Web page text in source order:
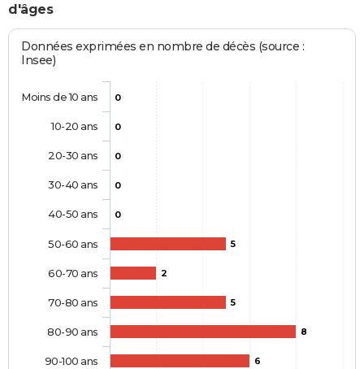
d'âges
Données exprimées en nombre de décès (source :
Insee)
0
0
0
0
0
5
2
5
8
6
Moins de 10 ans
10-20 ans
20-30 ans
30-40 ans
40-50 ans
50-60 ans
60-70 ans
70-80 ans
80-90 ans
90-100 ans